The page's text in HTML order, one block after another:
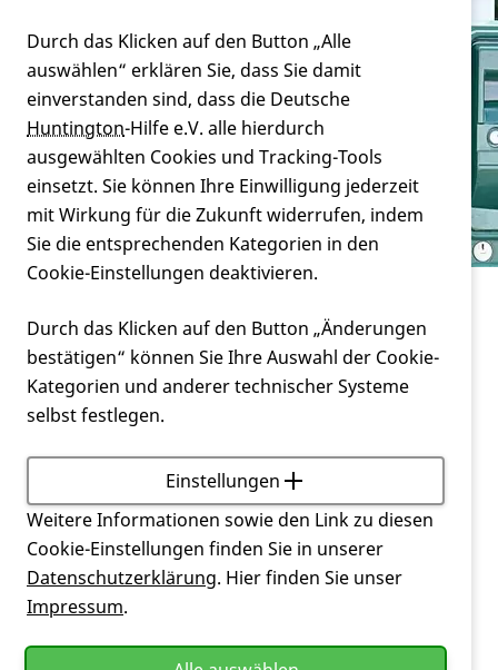
Miteinander
Verein
Service
Namen von Ärzten, Therapeuten
bzw. Pflegeeinrichtungen mit HK-
Erfahrung weitergeben
Namen von Ärzten, Therapeuten bzw.
Pflegeeinrichtungen mit HK-Erfahrung
weitergeben
Worum geht es? Warum ist das wichtig?
VieleHuntington-Betroffenebzw. deren
Angehörige
sind auf der zeitaufwändigen Suche
nach lokalen Ärzten, die Erfahrung mit der
Huntington-Krankheit
Oft fragen sie auch die Geschäfts- und
Durch das Klicken auf den Button „Alle
auswählen“ erklären Sie, dass Sie damit
einverstanden sind, dass die Deutsche
Huntington-Hilfe e.V. alle hierdurch
ausgewählten Cookies und Tracking-Tools
einsetzt. Sie können Ihre Einwilligung jederzeit
mit Wirkung für die Zukunft widerrufen, indem
Sie die entsprechenden Kategorien in den
Cookie-Einstellungen deaktivieren.
Durch das Klicken auf den Button „Änderungen
bestätigen“ können Sie Ihre Auswahl der Cookie-
Kategorien und anderer technischer Systeme
selbst festlegen.
Einstellungen
Weitere Informationen sowie den Link zu diesen
Cookie-Einstellungen finden Sie in unserer
Datenschutzerklärung. Hier finden Sie unser
Impressum.